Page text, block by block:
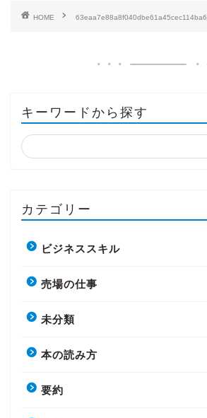
HOME 63eaa7e88a8f040dbe61a45cec114ba6
キーワードから探す
カテゴリー
ビジネススキル
売場の仕事
未分類
本の読み方
要約